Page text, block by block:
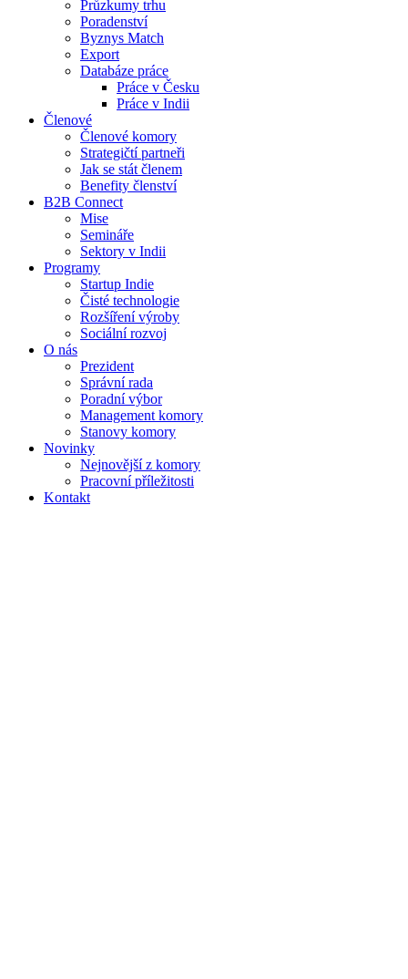
Průzkumy trhu
Poradenství
Byznys Match
Export
Databáze práce
Práce v Česku
Práce v Indii
Členové
Členové komory
Strategičtí partneři
Jak se stát členem
Benefity členství
B2B Connect
Mise
Semináře
Sektory v Indii
Programy
Startup Indie
Čisté technologie
Rozšíření výroby
Sociální rozvoj
O nás
Prezident
Správní rada
Poradní výbor
Management komory
Stanovy komory
Novinky
Nejnovější z komory
Pracovní příležitosti
Kontakt